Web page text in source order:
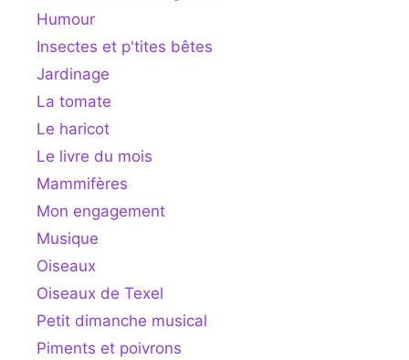
Humour
Insectes et p'tites bêtes
Jardinage
La tomate
Le haricot
Le livre du mois
Mammifères
Mon engagement
Musique
Oiseaux
Oiseaux de Texel
Petit dimanche musical
Piments et poivrons